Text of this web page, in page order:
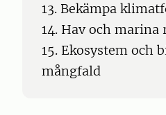
13. Bekämpa
14. Hav och marina
15. Ekosystem och
mångfald